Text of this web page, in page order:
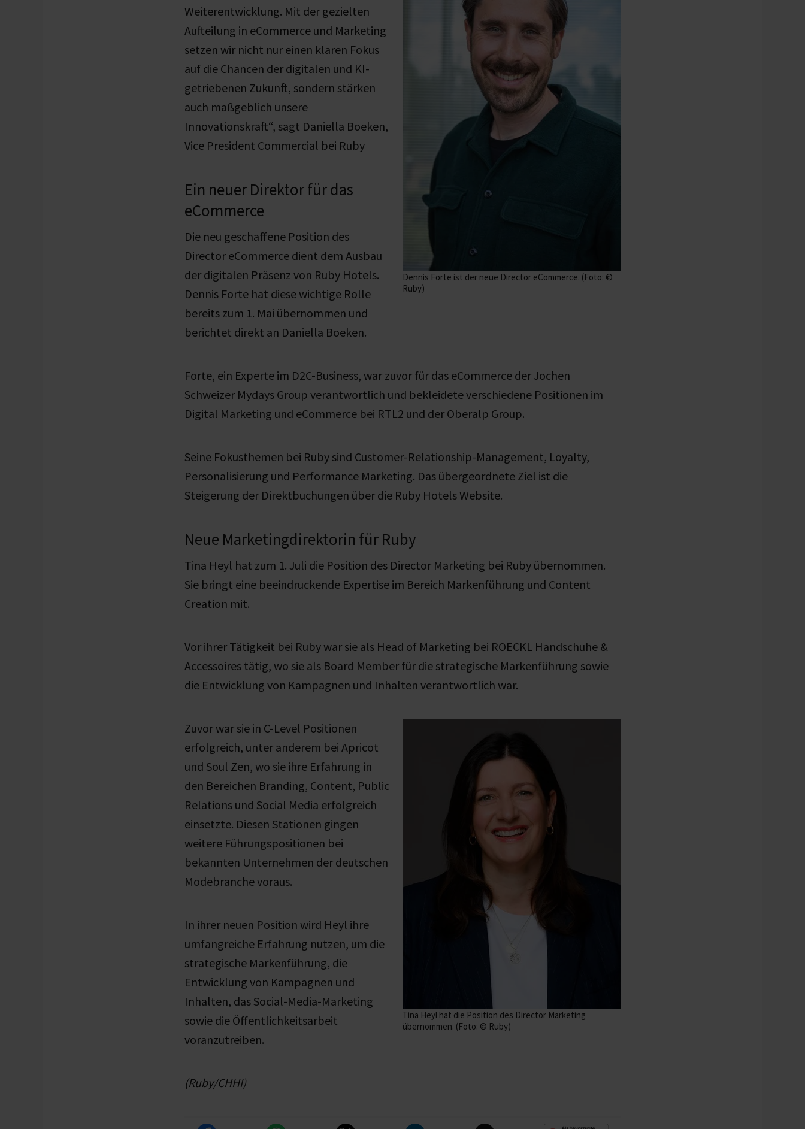
Dennis Forte ist der neue Director eCommerce. (Foto: ©
Ruby)
Weiterentwicklung. Mit der gezielten
Aufteilung in eCommerce und Marketing
setzen wir nicht nur einen klaren Fokus
auf die Chancen der digitalen und KI-
getriebenen Zukunft, sondern stärken
auch maßgeblich unsere
Innovationskraft“, sagt Daniella Boeken,
Vice President Commercial bei Ruby
Ein neuer Direktor für das
eCommerce
Die neu geschaffene Position des
Director eCommerce dient dem Ausbau
der digitalen Präsenz von Ruby Hotels.
Dennis Forte hat diese wichtige Rolle
bereits zum 1. Mai übernommen und
berichtet direkt an Daniella Boeken.
Forte, ein Experte im D2C-Business, war zuvor für das eCommerce der Jochen
Schweizer Mydays Group verantwortlich und bekleidete verschiedene Positionen im
Digital Marketing und eCommerce bei RTL2 und der Oberalp Group.
Seine Fokusthemen bei Ruby sind Customer-Relationship-Management, Loyalty,
Personalisierung und Performance Marketing. Das übergeordnete Ziel ist die
Steigerung der Direktbuchungen über die Ruby Hotels Website.
Neue Marketingdirektorin für Ruby
Tina Heyl hat zum 1. Juli die Position des Director Marketing bei Ruby übernommen.
Sie bringt eine beeindruckende Expertise im Bereich Markenführung und Content
Creation mit.
Vor ihrer Tätigkeit bei Ruby war sie als Head of Marketing bei ROECKL Handschuhe &
Accessoires tätig, wo sie als Board Member für die strategische Markenführung sowie
die Entwicklung von Kampagnen und Inhalten verantwortlich war.
Tina Heyl hat die Position des Director Marketing
übernommen. (Foto: © Ruby)
Zuvor war sie in C-Level Positionen
erfolgreich, unter anderem bei Apricot
und Soul Zen, wo sie ihre Erfahrung in
den Bereichen Branding, Content, Public
Relations und Social Media erfolgreich
einsetzte. Diesen Stationen gingen
weitere Führungspositionen bei
bekannten Unternehmen der deutschen
Modebranche voraus.
In ihrer neuen Position wird Heyl ihre
umfangreiche Erfahrung nutzen, um die
strategische Markenführung, die
Entwicklung von Kampagnen und
Inhalten, das Social-Media-Marketing
sowie die Öffentlichkeitsarbeit
voranzutreiben.
(Ruby/CHHI)